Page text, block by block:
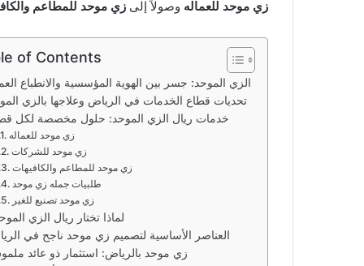
زي موحد للعماله وصولاً إلى زي موحد للمطاعم
of Contents
الزي الموحد: جسر بين الهوية المؤسسية والانطباع
تحديات قطاع الخدمات في الرياض وعلاجها بالزي
خدمات ريال الزي الموحد: حلول مخصصة لكل
زي موحد للعماله
زي موحد للشركات
زي موحد للمطاعم والكافيهات
طلبيات جمله زي موحد
زي موحد تصنيع للغير
لماذا تختار ريال الزي
العناصر الأساسية لتصميم زي موحد ناجح في
زي موحد بالرياض: استثمار ذو عائد